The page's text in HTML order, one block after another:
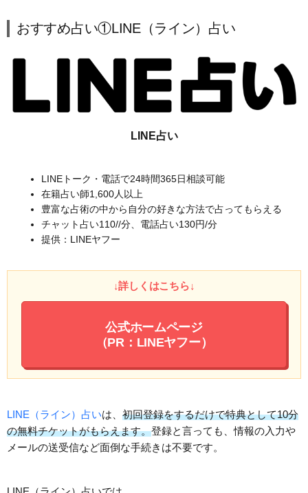
おすすめ占い①LINE（ライン）占い
LINE占い
LINEトーク・電話で24時間365日相談可能
在籍占い師1,600人以上
豊富な占術の中から自分の好きな方法で占ってもらえる
チャット占い110//分、電話占い130円/分
提供：LINEヤフー
↓詳しくはこちら↓
公式ホームページ
（PR：LINEヤフー）
LINE（ライン）占いは、 初回登録をするだけで特典として10分
の無料チケットがもらえます。登録と言っても、情報の入力や
メールの送受信など面倒な手続きは不要です。